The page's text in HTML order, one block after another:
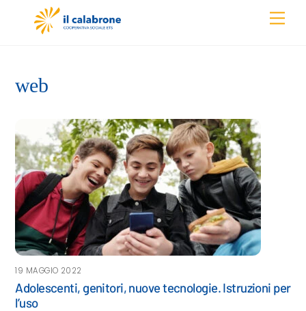
web
19 MAGGIO 2022
Adolescenti, genitori, nuove tecnologie. Istruzioni per
l’uso